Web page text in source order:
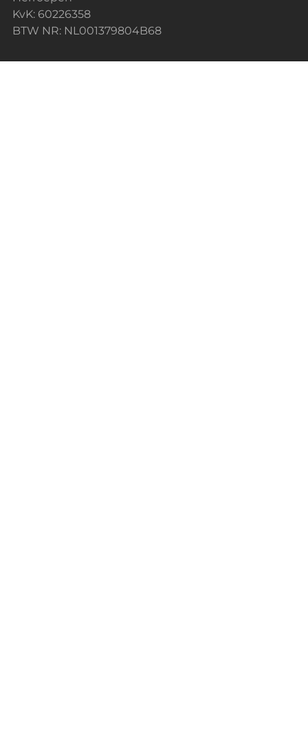
KvK: 60226358
BTW NR: NL001379804B68